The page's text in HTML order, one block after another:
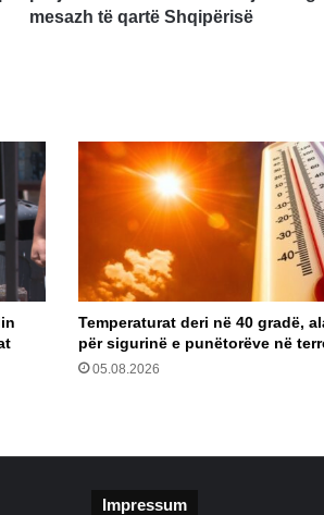
mesazh të qartë Shqipërisë
Temperaturat deri në 40 gradë,
për sigurinë e punëtorëve në
05.08.2026
Impressum